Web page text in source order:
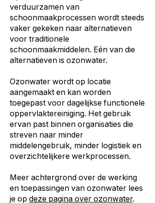
verduurzamen van
schoonmaakprocessen wordt steeds
vaker gekeken naar alternatieven
voor traditionele
schoonmaakmiddelen. Eén van die
alternatieven is ozonwater.
Ozonwater wordt op locatie
aangemaakt en kan worden
toegepast voor dagelijkse functionele
oppervlaktereiniging. Het gebruik
ervan past binnen organisaties die
streven naar minder
middelengebruik, minder logistiek en
overzichtelijkere werkprocessen.
Meer achtergrond over de werking
en toepassingen van ozonwater lees
je op deze pagina over ozonwater.